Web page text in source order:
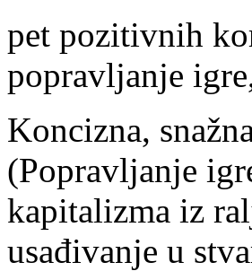
pet pozitivnih
popravljanje
Koncizna,
(Popravljanje
kapitalizma iz
usađivanje u